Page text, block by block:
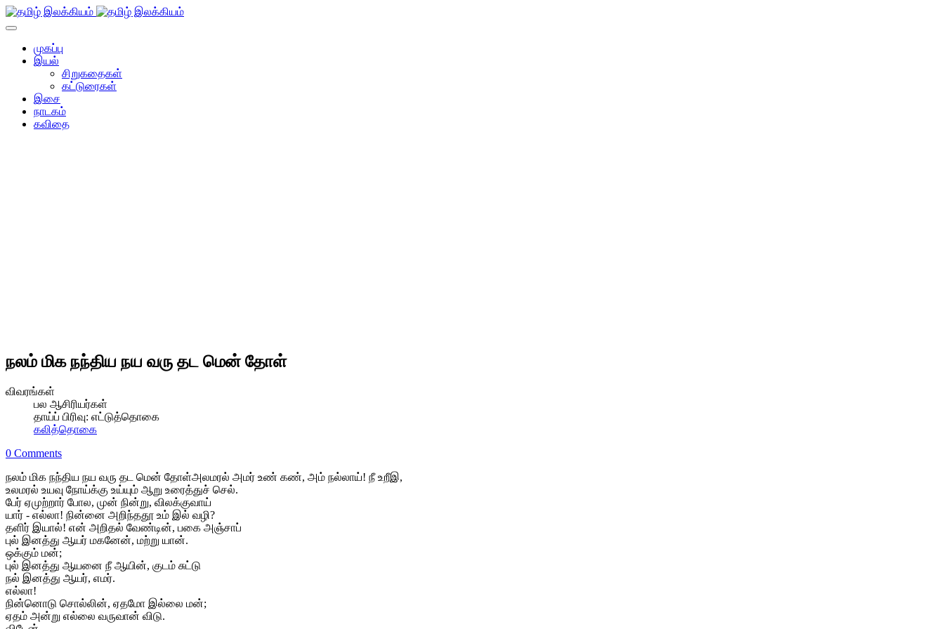
முகப்பு
இயல்
சிறுகதைகள்
கட்டுரைகள்
இசை
நாடகம்
கவிதை
நலம் மிக நந்திய நய வரு தட மென் தோள்
விவரங்கள்
பல ஆசிரியர்கள்
தாய்ப் பிரிவு: எட்டுத்தொகை
கலித்தொகை
0 Comments
நலம் மிக நந்திய நய வரு தட மென் தோள்அலமரல் அமர் உண் கண், அம் நல்லாய்! நீ உறீஇ,
உலமரல் உயவு நோய்க்கு உய்யும் ஆறு உரைத்துச் செல்.
பேர் ஏமுற்றார் போல, முன் நின்று, விலக்குவாய்
யார் - எல்லா! நின்னை அறிந்ததூ உம் இல் வழி?
தளிர் இயால்! என் அறிதல் வேண்டின், பகை அஞ்சாப்
புல் இனத்து ஆயர் மகனேன், மற்று யான்.
ஒக்கும் மன்;
புல் இனத்து ஆயனை நீ ஆயின், குடம் சுட்டு
நல் இனத்து ஆயர், எமர்.
எல்லா!
நின்னொடு சொல்லின், ஏதமோ இல்லை மன்;
ஏதம் அன்று எல்லை வருவான் விடு.